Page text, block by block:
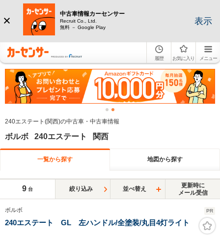
中古車情報カーセンサー
Recruit Co., Ltd.
無料 － Google Play
表示
履歴 お気に入り メニュー
240エステート(関西)の中古車・中古車情報
ボルボ 240エステート 関西
一覧から探す 地図から探す
9 台 絞り込み 並べ替え
更新時に
メール受信
ボルボ PR
240エステート GL 左ハンドル/全塗装/丸目4灯ライト